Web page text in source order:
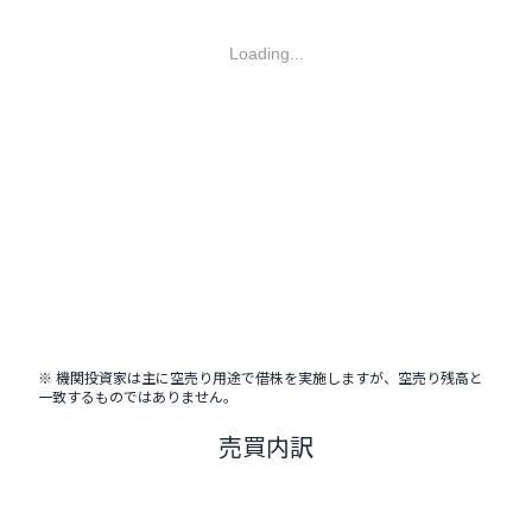
Loading...
※ 機関投資家は主に空売り用途で借株を実施しますが、空売り残高と
一致するものではありません。
売買内訳